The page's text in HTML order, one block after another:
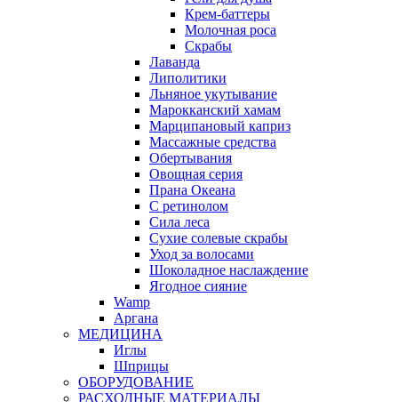
Крем-баттеры
Молочная роса
Скрабы
Лаванда
Липолитики
Льняное укутывание
Марокканский хамам
Марципановый каприз
Массажные средства
Обертывания
Овощная серия
Прана Океана
С ретинолом
Сила леса
Сухие солевые скрабы
Уход за волосами
Шоколадное наслаждение
Ягодное сияние
Wamp
Аргана
МЕДИЦИНА
Иглы
Шприцы
ОБОРУДОВАНИЕ
РАСХОДНЫЕ МАТЕРИАЛЫ